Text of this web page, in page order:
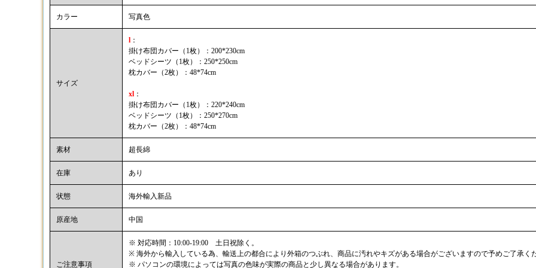
カラー 写真色
サイズ
l ：
掛け布団カバー（1枚）：200*230cm
ベッドシーツ（1枚）：250*250cm
枕カバー（2枚）：48*74cm
xl ：
掛け布団カバー（1枚）：220*240cm
ベッドシーツ（1枚）：250*270cm
枕カバー（2枚）：48*74cm
素材 超長綿
在庫 あり
状態 海外輸入新品
原産地 中国
ご注意事項
※ 対応時間：10:00-19:00 土日祝除く。
※ 海外から輸入している為、輸送上の都合により外箱のつぶれ、商品に汚れやキズがある場合がございますので予めご了承く
※ パソコンの環境によっては写真の色味が実際の商品と少し異なる場合があります。